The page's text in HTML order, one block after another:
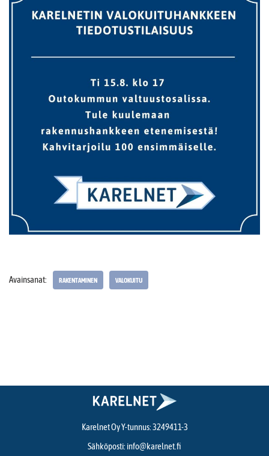
Avainsanat: RAKENTAMINEN VALOKUITU
Karelnet Oy Y-tunnus: 3249411-3
Sähköposti: info@karelnet.fi